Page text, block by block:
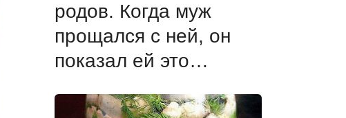
родов. Когда муж
прощался с ней, он
показал ей это…